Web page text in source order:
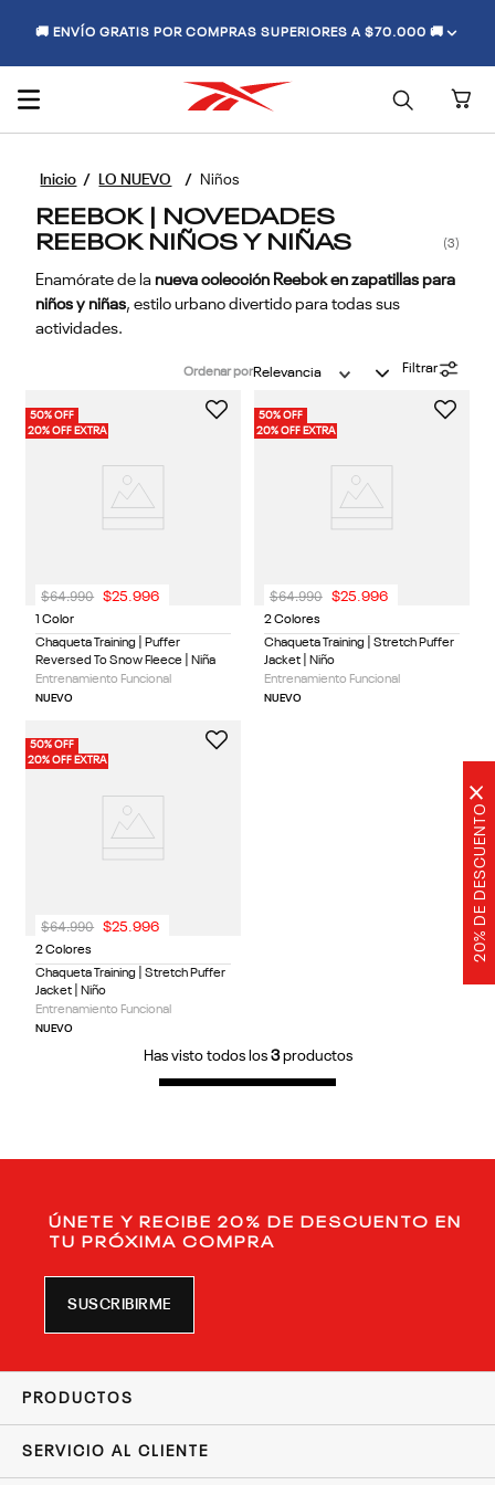
20% DE DESCUENTO
×
🚚 ENVÍO GRATIS POR COMPRAS SUPERIORES A $70.000 🚚
LO NUEVO Niños
REEBOK | NOVEDADES
REEBOK NIÑOS Y NIÑAS 3
Enamórate de lanueva colección Reebok en zapatillas para
niños y niñas, estilo urbano divertido para todas sus
actividades.
Ordenar porRelevancia Filtrar
50% OFF
20% OFF EXTRA
1 Color
Chaqueta Training | Puffer
Reversed To Snow Fleece | Niña
Entrenamiento Funcional
NUEVO
$64.990 $25.996
50% OFF
20% OFF EXTRA
2 Colores
Chaqueta Training | Stretch Puffer
Jacket | Niño
Entrenamiento Funcional
NUEVO
$64.990 $25.996
50% OFF
20% OFF EXTRA
2 Colores
Chaqueta Training | Stretch Puffer
Jacket | Niño
Entrenamiento Funcional
NUEVO
$64.990 $25 .996
Has visto todos los 3productos
ÚNETE Y RECIBE 20% DE DESCUENTO EN
TU PRÓXIMA COMPRA
SUSCRIBIRME
PRODUCTOS
SERVICIO AL CLIENTE